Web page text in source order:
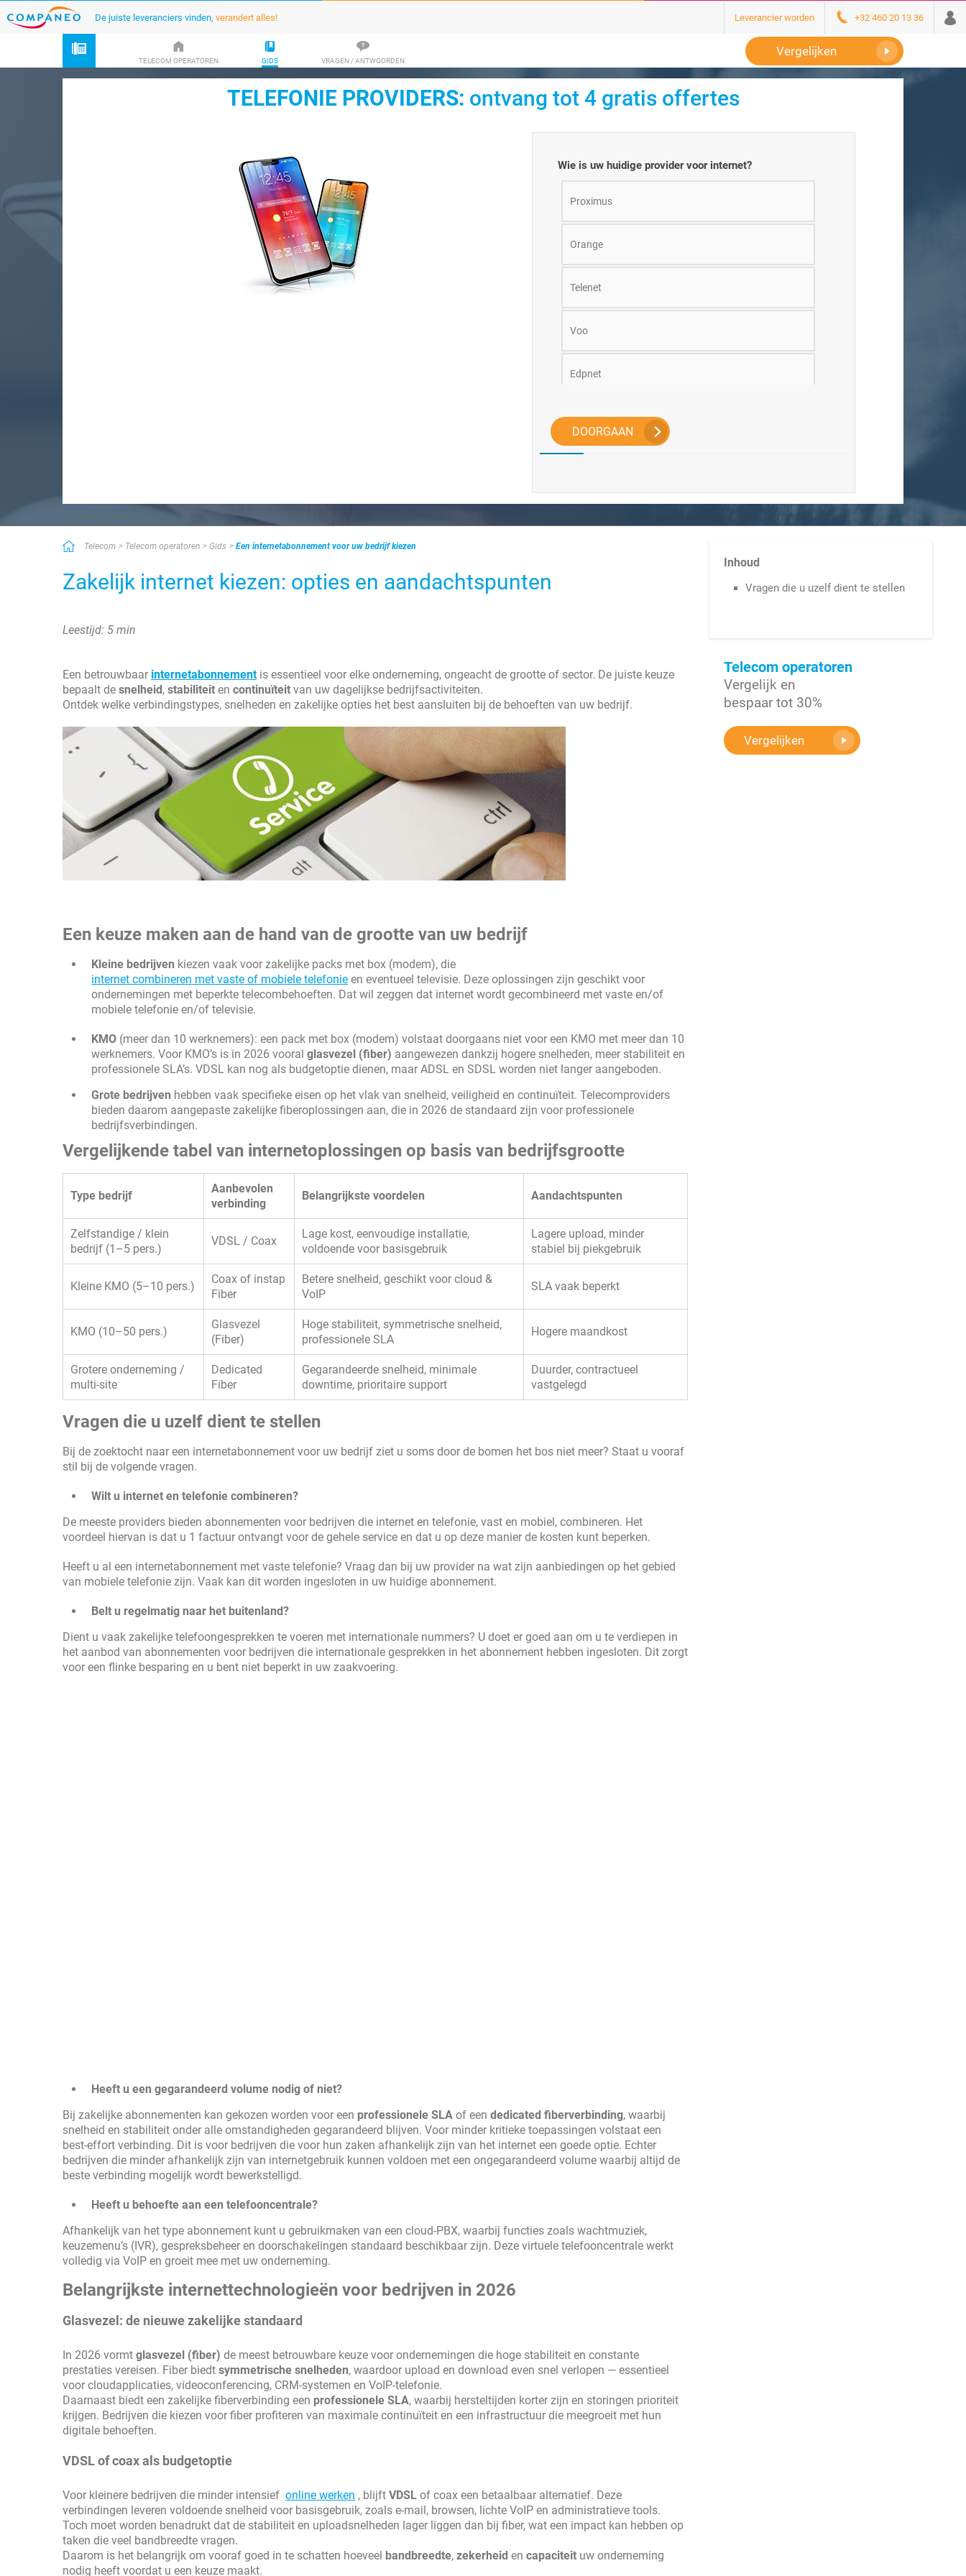
De juiste leveranciers vinden, verandert alles! Leverancier worden +32 460 20 13 36
TELECOM OPERATOREN GIDS VRAGEN / ANTWOORDEN
Vergelijken
TELEFONIE PROVIDERS: ontvang tot 4 gratis offertes
Wie is uw huidige provider voor internet?
Proximus
Orange
Telenet
Voo
Edpnet
Andere
DOORGAAN
Telecom Telecom operatoren Gids Een internetabonnement voor uw bedrijf kiezen
Zakelijk internet kiezen: opties en aandachtspunten
Leestijd: 5 min
Een betrouwbaar internetabonnementis essentieel voor elke onderneming, ongeacht de grootte of sector. De juiste keuze
bepaalt de snelheid, stabiliteit en continuïteit van uw dagelijkse bedrijfsactiviteiten.
Ontdek welke verbindingstypes, snelheden en zakelijke opties het best aansluiten bij de behoeften van uw bedrijf.
Een keuze maken aan de hand van de grootte van uw bedrijf
Kleine bedrijven kiezen vaak voor zakelijke packs met box (modem), die
internet combineren met vaste of mobiele telefonie en eventueel televisie. Deze oplossingen zijn geschikt voor
ondernemingen met beperkte telecombehoeften. Dat wil zeggen dat internet wordt gecombineerd met vaste en/of
mobiele telefonie en/of televisie.
KMO (meer dan 10 werknemers): een pack met box (modem) volstaat doorgaans niet voor een KMO met meer dan 10
werknemers. Voor KMO’s is in 2026 vooral glasvezel (fiber) aangewezen dankzij hogere snelheden, meer stabiliteit en
professionele SLA’s. VDSL kan nog als budgetoptie dienen, maar ADSL en SDSL worden niet langer aangeboden.
Grote bedrijven hebben vaak specifieke eisen op het vlak van snelheid, veiligheid en continuïteit. Telecomproviders
bieden daarom aangepaste zakelijke fiberoplossingen aan, die in 2026 de standaard zijn voor professionele
bedrijfsverbindingen.
Vergelijkende tabel van internetoplossingen op basis van bedrijfsgrootte
Type bedrijf
Aanbevolen
verbinding
Belangrijkste voordelen Aandachtspunten
Zelfstandige / klein
bedrijf (1–5 pers.)
VDSL / Coax
Lage kost, eenvoudige installatie,
voldoende voor basisgebruik
Lagere upload, minder
stabiel bij piekgebruik
Kleine KMO (5–10 pers.)
Coax of instap
Fiber
Betere snelheid, geschikt voor cloud &
VoIP
SLA vaak beperkt
KMO (10–50 pers.)
Glasvezel
(Fiber)
Hoge stabiliteit, symmetrische snelheid,
professionele SLA
Hogere maandkost
Grotere onderneming /
multi-site
Dedicated
Fiber
Gegarandeerde snelheid, minimale
downtime, prioritaire support
Duurder, contractueel
vastgelegd
Vragen die u uzelf dient te stellen
Bij de zoektocht naar een internetabonnement voor uw bedrijf ziet u soms door de bomen het bos niet meer? Staat u vooraf
stil bij de volgende vragen.
Wilt u internet en telefonie combineren?
De meeste providers bieden abonnementen voor bedrijven die internet en telefonie, vast en mobiel, combineren. Het
voordeel hiervan is dat u 1 factuur ontvangt voor de gehele service en dat u op deze manier de kosten kunt beperken.
Heeft u al een internetabonnement met vaste telefonie? Vraag dan bij uw provider na wat zijn aanbiedingen op het gebied
van mobiele telefonie zijn. Vaak kan dit worden ingesloten in uw huidige abonnement.
Belt u regelmatig naar het buitenland?
Dient u vaak zakelijke telefoongesprekken te voeren met internationale nummers? U doet er goed aan om u te verdiepen in
het aanbod van abonnementen voor bedrijven die internationale gesprekken in het abonnement hebben ingesloten. Dit zorgt
voor een flinke besparing en u bent niet beperkt in uw zaakvoering.
Heeft u een gegarandeerd volume nodig of niet?
Bij zakelijke abonnementen kan gekozen worden voor een professionele SLA of een dedicated fiberverbinding, waarbij
snelheid en stabiliteit onder alle omstandigheden gegarandeerd blijven. Voor minder kritieke toepassingen volstaat een
best-effort verbinding. Dit is voor bedrijven die voor hun zaken afhankelijk zijn van het internet een goede optie. Echter
bedrijven die minder afhankelijk zijn van internetgebruik kunnen voldoen met een ongegarandeerd volume waarbij altijd de
beste verbinding mogelijk wordt bewerkstelligd.
Heeft u behoefte aan een telefooncentrale?
Afhankelijk van het type abonnement kunt u gebruikmaken van een cloud-PBX, waarbij functies zoals wachtmuziek,
keuzemenu’s (IVR), gespreksbeheer en doorschakelingen standaard beschikbaar zijn. Deze virtuele telefooncentrale werkt
volledig via VoIP en groeit mee met uw onderneming.
Belangrijkste internettechnologieën voor bedrijven in 2026
Glasvezel: de nieuwe zakelijke standaard
In 2026 vormt glasvezel (fiber) de meest betrouwbare keuze voor ondernemingen die hoge stabiliteit en constante
prestaties vereisen. Fiber biedt symmetrische snelheden, waardoor upload en download even snel verlopen — essentieel
voor cloudapplicaties, videoconferencing, CRM-systemen en VoIP-telefonie.
Daarnaast biedt een zakelijke fiberverbinding een professionele SLA, waarbij hersteltijden korter zijn en storingen prioriteit
krijgen. Bedrijven die kiezen voor fiber profiteren van maximale continuïteit en een infrastructuur die meegroeit met hun
digitale behoeften.
VDSL of coax als budgetoptie
Voor kleinere bedrijven die minder intensief online werken , blijft VDSL of coax een betaalbaar alternatief. Deze
verbindingen leveren voldoende snelheid voor basisgebruik, zoals e-mail, browsen, lichte VoIP en administratieve tools.
Toch moet worden benadrukt dat de stabiliteit en uploadsnelheden lager liggen dan bij fiber, wat een impact kan hebben op
taken die veel bandbreedte vragen.
Daarom is het belangrijk om vooraf goed in te schatten hoeveel bandbreedte, zekerheid en capaciteit uw onderneming
nodig heeft voordat u een keuze maakt.
Inhoud
Vragen die u uzelf dient te stellen
Telecom operatoren
Vergelijk en
bespaar tot 30%
Vergelijken